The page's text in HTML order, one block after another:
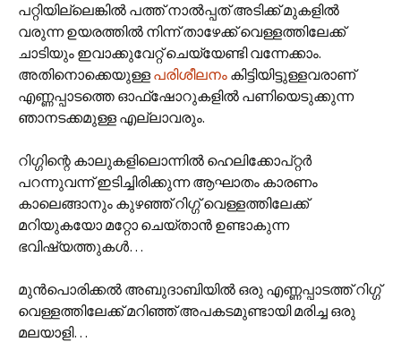
പറ്റിയില്ലെങ്കില്‍ പത്ത് നാൽപ്പത് അടിക്ക് മുകളില്‍
വരുന്ന ഉയരത്തില്‍ നിന്ന് താഴേക്ക് വെള്ളത്തിലേക്ക്
ചാടിയും ഇവാക്കുവേറ്റ് ചെയ്യേണ്ടി വന്നേക്കാം.
അതിനൊക്കെയുള്ള പരിശീലനം കിട്ടിയിട്ടുള്ളവരാണ്
എണ്ണപ്പാടത്തെ ഓഫ്‌ഷോറുകളില്‍ പണിയെടുക്കുന്ന
ഞാനടക്കമുള്ള എല്ലാവരും.
റിഗ്ഗിന്റെ കാലുകളിലൊന്നില്‍ ഹെലിക്കോപ്റ്റര്‍
പറന്നുവന്ന് ഇടിച്ചിരിക്കുന്ന ആഘാതം കാരണം
കാലെങ്ങാനും കുഴഞ്ഞ് റിഗ്ഗ് വെള്ളത്തിലേക്ക്
മറിയുകയോ മറ്റോ ചെയ്താന്‍ ഉണ്ടാകുന്ന
ഭവിഷ്യത്തുകള്‍…
മുന്‍പൊരിക്കല്‍ അബുദാബിയില്‍ ഒരു എണ്ണപ്പാടത്ത് റിഗ്ഗ്
വെള്ളത്തിലേക്ക് മറിഞ്ഞ് അപകടമുണ്ടായി മരിച്ച ഒരു
മലയാളി…